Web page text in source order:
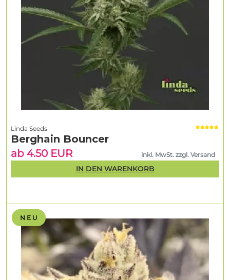
N E U
Linda Seeds
Berghain Bouncer
ab 4.50 EUR
inkl. MwSt. zzgl. Versand
IN DEN WARENKORB